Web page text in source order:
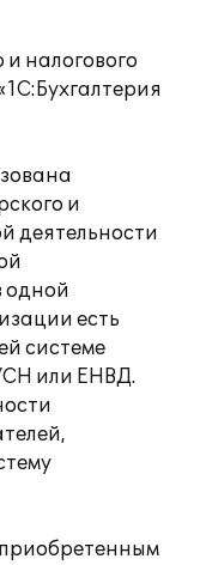
налогового
и
деятельности
одной
есть
системе
или ЕНВД.